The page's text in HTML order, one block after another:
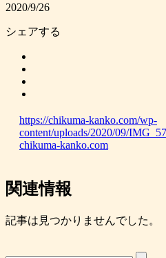
2020/9/26
シェアする
https://chikuma-kanko.com/wp-
content/uploads/2020/09/
chikuma-kanko.com
関連情報
記事は見つかりませんでした。